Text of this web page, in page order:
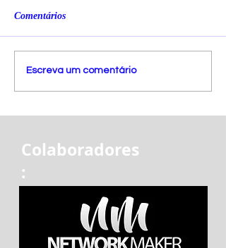
Comentários
Escreva um comentário
Colaboradores
: